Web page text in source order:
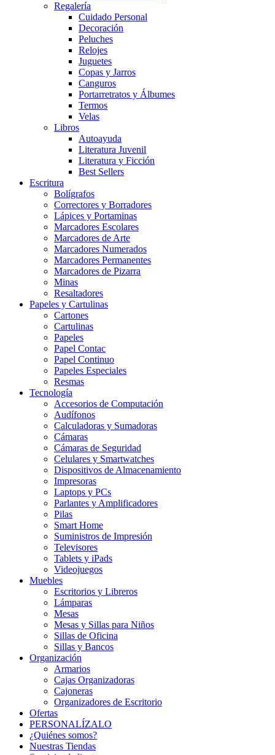
Regalería
Cuidado Personal
Decoración
Peluches
Relojes
Juguetes
Copas y Jarros
Canguros
Portarretratos y Álbumes
Termos
Velas
Libros
Autoayuda
Literatura Juvenil
Literatura y Ficción
Best Sellers
Escritura
Bolígrafos
Correctores y Borradores
Lápices y Portaminas
Marcadores Escolares
Marcadores de Arte
Marcadores Numerados
Marcadores Permanentes
Marcadores de Pizarra
Minas
Resaltadores
Papeles y Cartulinas
Cartones
Cartulinas
Papeles
Papel Contac
Papel Continuo
Papeles Especiales
Resmas
Tecnología
Accesorios de Computación
Audífonos
Calculadoras y Sumadoras
Cámaras
Cámaras de Seguridad
Celulares y Smartwatches
Dispositivos de Almacenamiento
Impresoras
Laptops y PCs
Parlantes y Amplificadores
Pilas
Smart Home
Suministros de Impresión
Televisores
Tablets y iPads
Videojuegos
Muebles
Escritorios y Libreros
Lámparas
Mesas
Mesas y Sillas para Niños
Sillas de Oficina
Sillas y Bancos
Organización
Armarios
Cajas Organizadoras
Cajoneras
Organizadores de Escritorio
Ofertas
PERSONALÍZALO
¿Quiénes somos?
Nuestras Tiendas